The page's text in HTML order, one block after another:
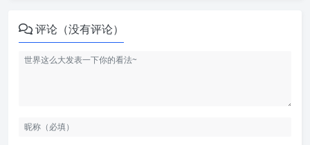
评论（没有评论）